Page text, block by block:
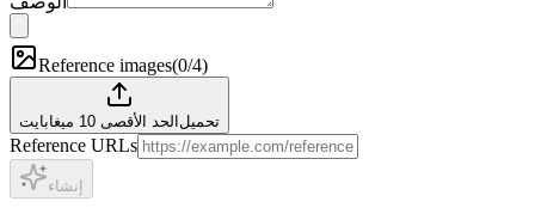
Reference images(0/4)
تحميل الحد الأقصى 10 ميغابايت
Reference URLs
إنشاء